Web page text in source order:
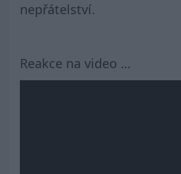
nepřátelství.
Reakce na video …